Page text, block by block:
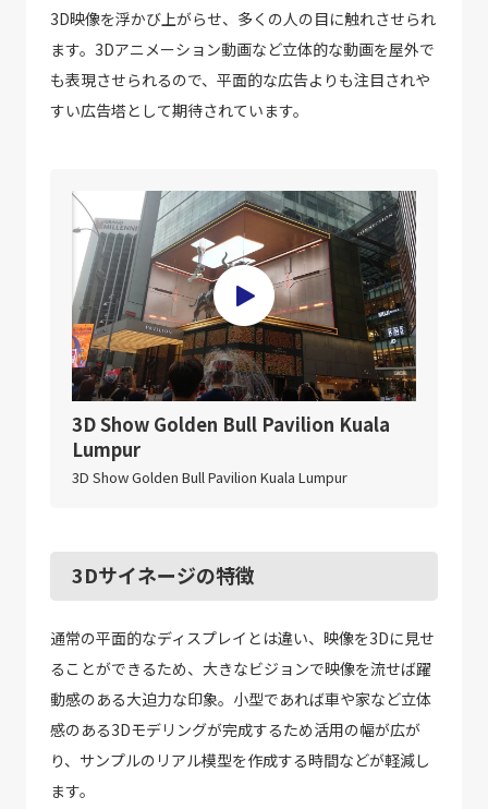
3D映像を浮かび上がらせ、多くの人の目に触れさせられ
ます。3Dアニメーション動画など立体的な動画を屋外で
も表現させられるので、平面的な広告よりも注目されや
すい広告塔として期待されています。
3D Show Golden Bull Pavilion Kuala
Lumpur
3D Show Golden Bull Pavilion Kuala Lumpur
3Dサイネージの特徴
通常の平面的なディスプレイとは違い、映像を3Dに見せ
ることができるため、大きなビジョンで映像を流せば躍
動感のある大迫力な印象。小型であれば車や家など立体
感のある3Dモデリングが完成するため活用の幅が広が
り、サンプルのリアル模型を作成する時間などが軽減し
ます。